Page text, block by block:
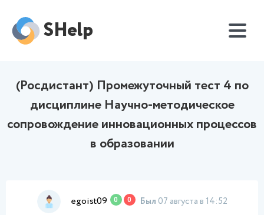
SHelp
(Росдистант) Промежуточный тест 4 по
дисциплине Научно-методическое
сопровождение инновационных процессов
в образовании
egoist09 0 0 Был 07 августа в 14:52